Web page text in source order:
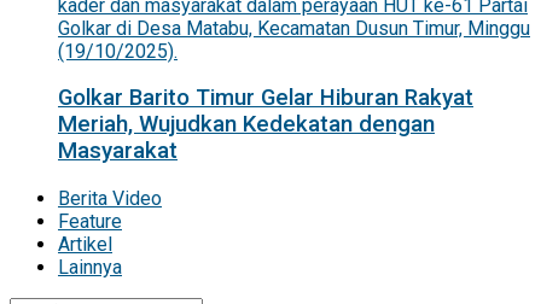
Golkar Barito Timur Gelar Hiburan Rakyat
Meriah, Wujudkan Kedekatan dengan
Masyarakat
Berita Video
Feature
Artikel
Lainnya